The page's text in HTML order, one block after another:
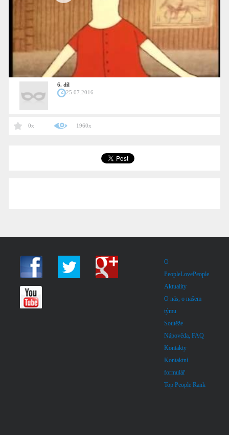
6. díl
25.07.2016
0x 1960x
O
PeopleLovePeople
Aktuality
O nás, o našem
týmu
Soutěže
Nápověda, FAQ
Kontakty
Kontaktní
formulář
Top People Rank